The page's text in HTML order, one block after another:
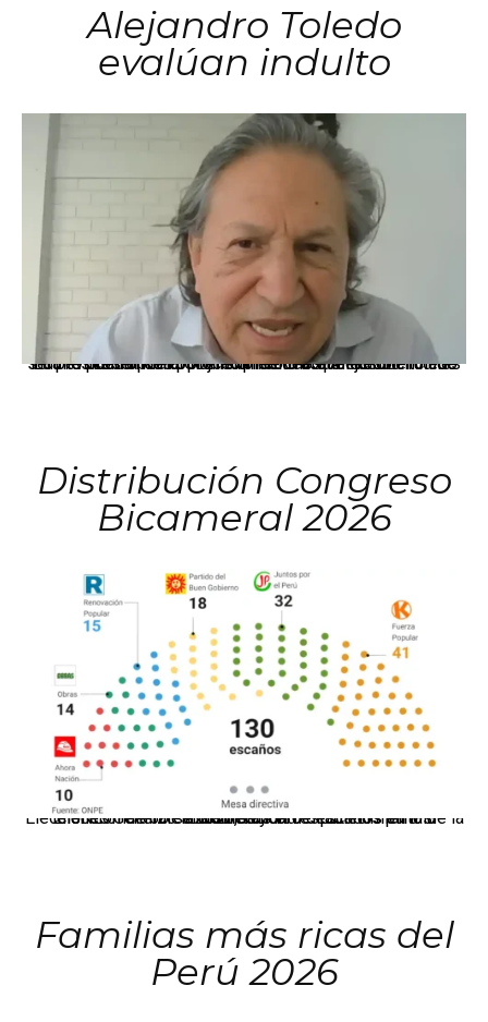
Alejandro Toledo
evalúan indulto
La presidenta Keiko Fujimori informó que la solicitud de indulto presentada por el expresidente Alejandro Toledo será evaluada por la Comisión de Gracias Presidenciales conforme al procedimiento establecido.
Distribución Congreso
Bicameral 2026
El JNE oficializó la distribución de escaños para la elección de 60 senadores y 130 diputados en las Elecciones Generales 2026, tras el restablecimiento de la Bicameralidad.
Familias más ricas del
Perú 2026